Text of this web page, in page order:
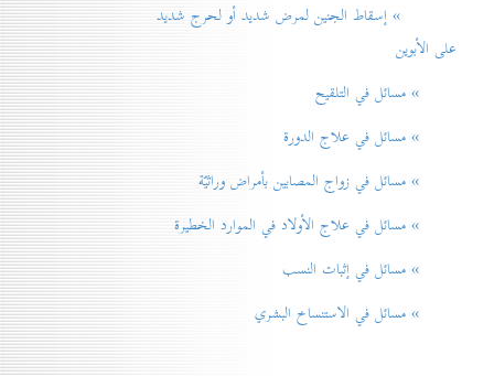
» إسقاط الجنين لمرض شديد أو لحرج شديد
على الأبوين
» مسائل في التلقيح
» مسائل في علاج الدورة
» مسائل في زواج المصابين بأمراض وراثيّة
» مسائل في علاج الأولاد في الموارد الخطيرة
» مسائل في إثبات النسب
» مسائل في الاستنساخ البشري